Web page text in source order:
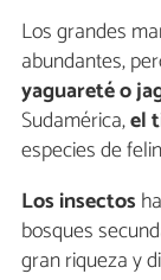
Los grandes
abundantes,
yaguareté o
Sudamérica,el
especies de
Los insectos
bosques
gran riqueza y